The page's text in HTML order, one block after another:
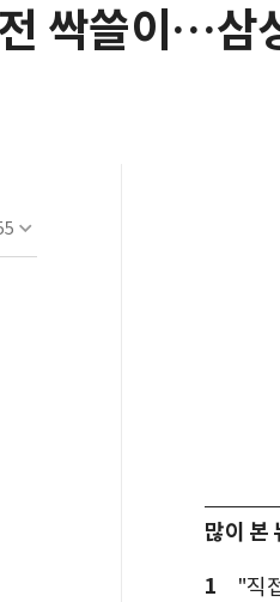
싹쓸이…삼
많이 본
1
"직